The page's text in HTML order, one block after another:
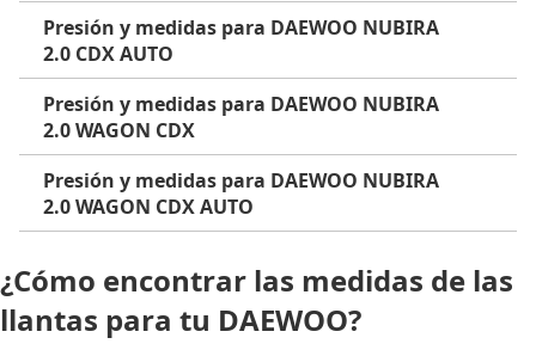
Presión y medidas para DAEWOO NUBIRA
2.0 CDX AUTO
Presión y medidas para DAEWOO NUBIRA
2.0 WAGON CDX
Presión y medidas para DAEWOO NUBIRA
2.0 WAGON CDX AUTO
¿Cómo encontrar las medidas de las
llantas para tu DAEWOO?